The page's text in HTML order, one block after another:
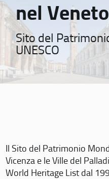
nel Veneto
Sito del
UNESCO
Il Sito del Patrimonio
Vicenza e le Ville del
World Heritage List dal